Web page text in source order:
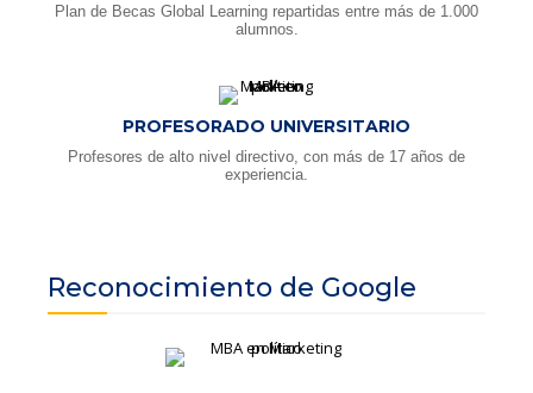
Plan de Becas Global Learning repartidas entre más de 1.000
alumnos.
PROFESORADO UNIVERSITARIO
Profesores de alto nivel directivo, con más de 17 años de
experiencia.
Reconocimiento de Google